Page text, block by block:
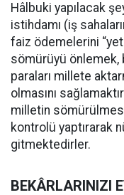
Hâlbuki yapılacak
istihdamı (iş
faiz ödemelerini
sömürüyü önlemek,
paraları millete
olmasını
milletin
kontrolü yaptırarak
gitmektedirler.
BEKÂRLARINIZI